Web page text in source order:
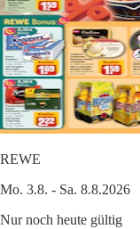
REWE
Mo. 3.8. - Sa. 8.8.2026
Nur noch heute gültig